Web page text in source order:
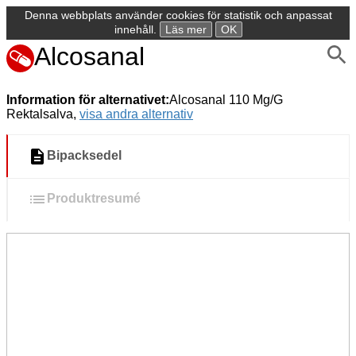
Denna webbplats använder cookies för statistik och anpassat
innehåll.
Läs mer OK
Alcosanal
Information för alternativet:Alcosanal 110 Mg/G
Rektalsalva, visa andra alternativ
Bipacksedel
Produktresumé